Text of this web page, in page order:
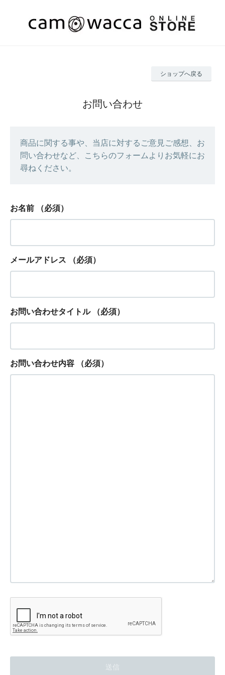
ショップへ戻る
お問い合わせ
商品に関する事や、当店に対するご意見ご感想、お
問い合わせなど、こちらのフォームよりお気軽にお
尋ねください。
お名前 （必須）
メールアドレス （必須）
お問い合わせタイトル （必須）
お問い合わせ内容 （必須）